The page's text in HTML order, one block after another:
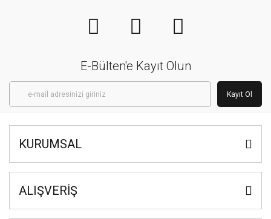
E-Bülten'e Kayıt Olun
Kayıt Ol
KURUMSAL
ALIŞVERİŞ